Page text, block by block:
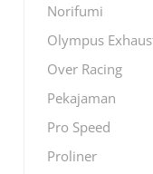
Norifumi
Olympus
Over Racing
Pekajaman
Pro Speed
Proliner